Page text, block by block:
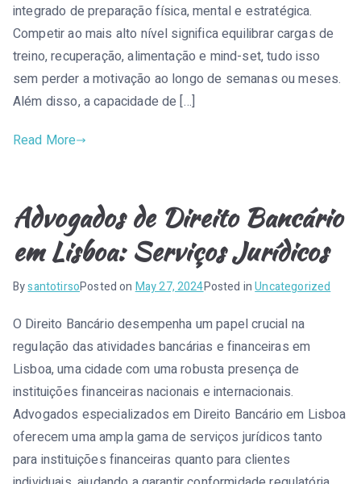
integrado de preparação física, mental e estratégica.
Competir ao mais alto nível significa equilibrar cargas de
treino, recuperação, alimentação e mind-set, tudo isso
sem perder a motivação ao longo de semanas ou meses.
Além disso, a capacidade de […]
Read More
Advogados de Direito Bancário
em Lisboa: Serviços Jurídicos
BysantotirsoPosted on May 27, 2024Posted inUncategorized
O Direito Bancário desempenha um papel crucial na
regulação das atividades bancárias e financeiras em
Lisboa, uma cidade com uma robusta presença de
instituições financeiras nacionais e internacionais.
Advogados especializados em Direito Bancário em Lisboa
oferecem uma ampla gama de serviços jurídicos tanto
para instituições financeiras quanto para clientes